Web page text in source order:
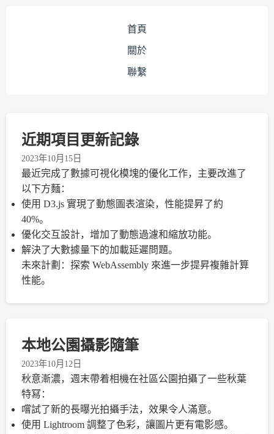
首頁
關於
聯繫
近期項目更新記錄
2023年10月15日
最近完成了數據可視化模塊的優化工作，主要改進了
以下方麵：
使用 D3.js 實現了動態圖表渲染，性能提昇了約
40%。
優化交互設計，增加了動態過濾和縮放功能。
解決了大數據量下的加載延遲問題。
未來計劃：探索 WebAssembly 來進一步提昇複雜計算
性能。
本地公園攝影隨筆
2023年10月12日
秋意漸濃，週末帶着相機在社區公園拍攝了一些秋葉
特冩：
嚐試了新的長曝光拍攝手法，效果令人滿意。
使用 Lightroom 調整了色彩，讓圖片更有電影感。